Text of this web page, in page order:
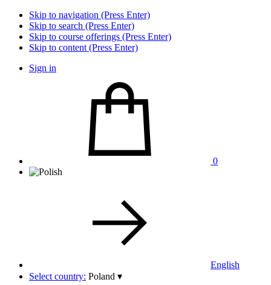
Skip to navigation (Press Enter)
Skip to search (Press Enter)
Skip to course offerings (Press Enter)
Skip to content (Press Enter)
Sign in
0
English
Select country: Poland ▾